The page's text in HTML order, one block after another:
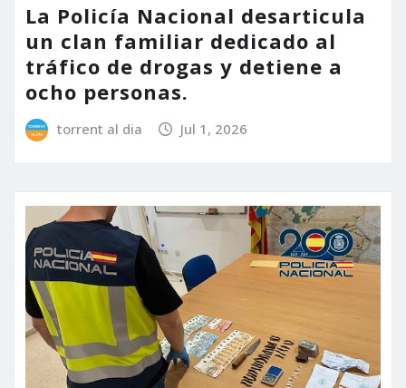
La Policía Nacional desarticula
un clan familiar dedicado al
tráfico de drogas y detiene a
ocho personas.
torrent al dia Jul 1, 2026